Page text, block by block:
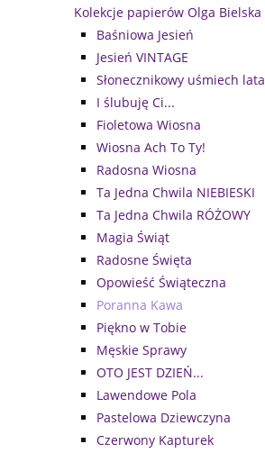
Kolekcje papierów Olga Bielska
Baśniowa Jesień
Jesień VINTAGE
Słonecznikowy uśmiech lata
I ślubuję Ci...
Fioletowa Wiosna
Wiosna Ach To Ty!
Radosna Wiosna
Ta Jedna Chwila NIEBIESKI
Ta Jedna Chwila RÓŻOWY
Magia Świąt
Radosne Święta
Opowieść Świąteczna
Poranna Kawa
Piękno w Tobie
Męskie Sprawy
OTO JEST DZIEŃ...
Lawendowe Pola
Pastelowa Dziewczyna
Czerwony Kapturek